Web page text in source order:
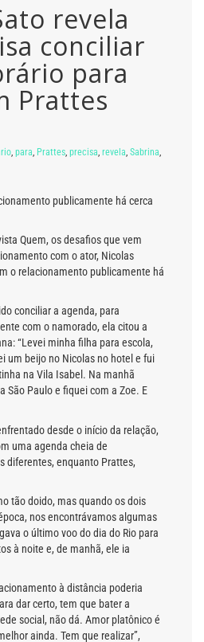
revela
conciliar
para
Prattes
para Prattes precisa revela Sabrina
publicamente há cerca
Quem, os desafios que vem
com o ator, Nicolas
o relacionamento publicamente há
conciliar a agenda, para
com o namorado, ela citou a
“Levei minha filha para escola,
um beijo no Nicolas no hotel e fui
na Vila Isabel. Na manhã
São Paulo e fiquei com a Zoe. E
desde o início da relação,
uma agenda cheia de
diferentes, enquanto Prattes,
tão doido, mas quando os dois
nos encontrávamos algumas
o último voo do dia do Rio para
à noite e, de manhã, ele ia
à distância poderia
dar certo, tem que bater a
social, não dá. Amor platônico é
ainda. Tem que realizar”,